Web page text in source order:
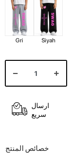
Gri Siyah
ارسال
سريع
خصائص المنتج